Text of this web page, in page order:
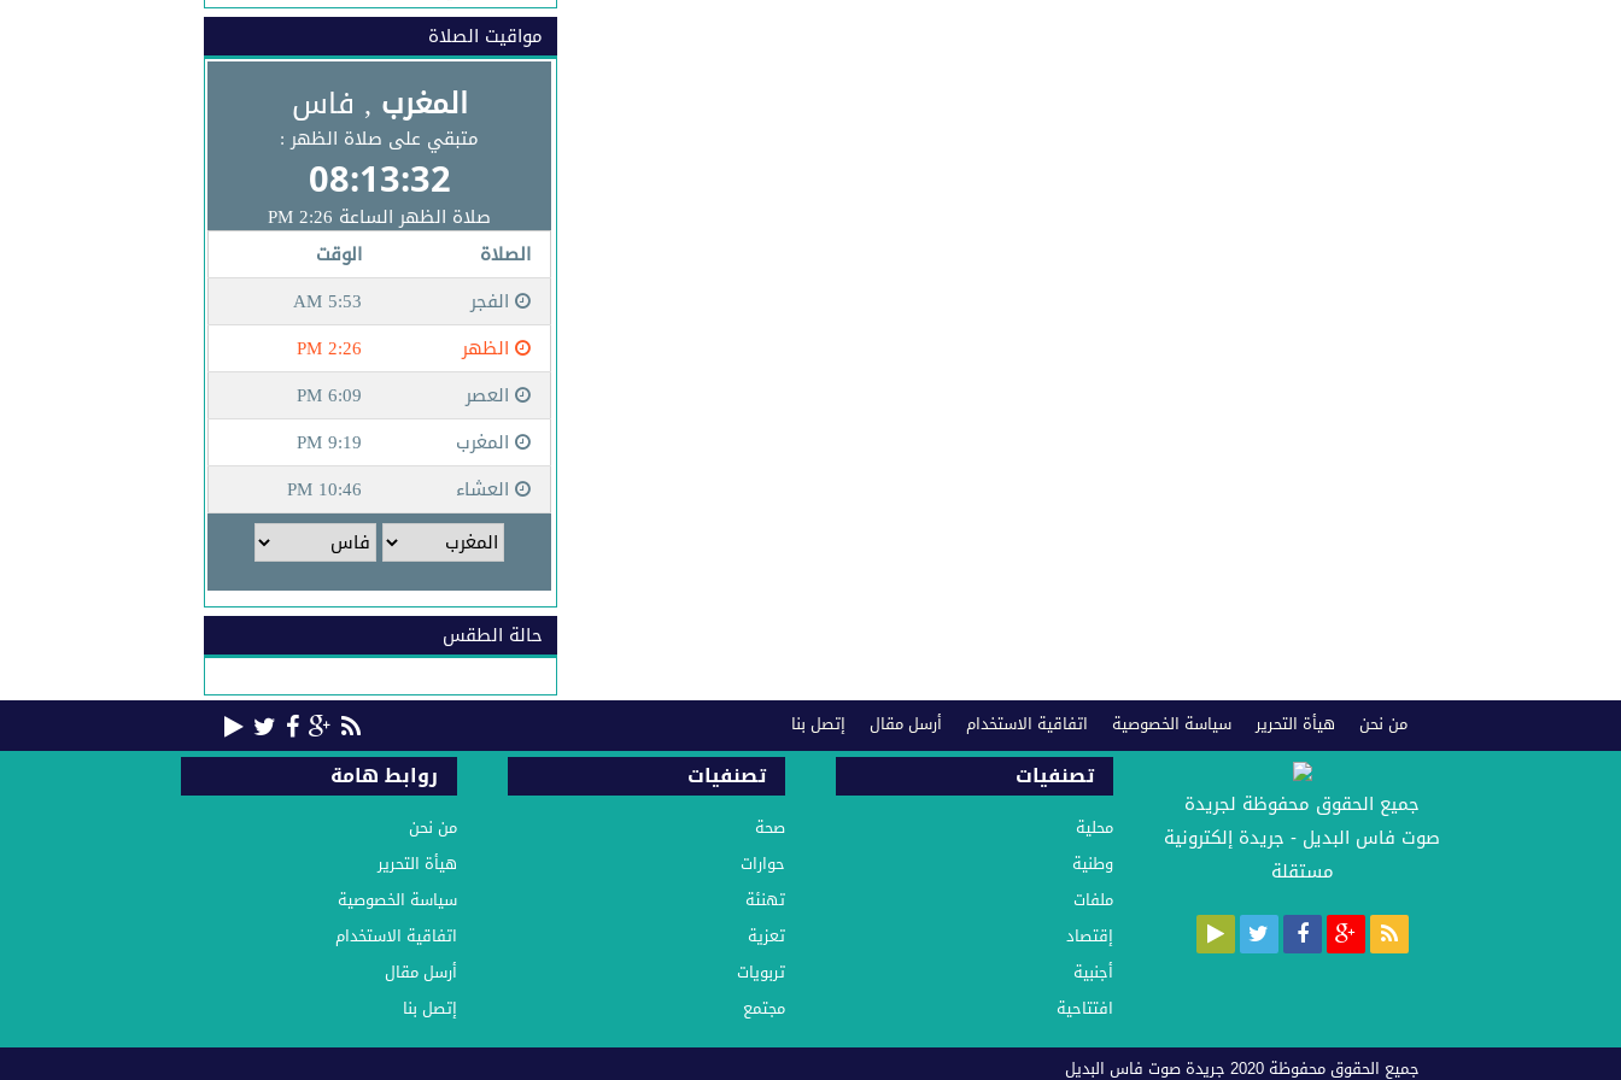
مواقيت الصلاة
حالة الطقس
من نحن هيأة التحرير سياسة الخصوصية اتفاقية الاستخدام أرسل مقال إتصل بنا
جميع الحقوق محفوظة لجريدة
صوت فاس البديل - جريدة إلكترونية
مستقلة
تصنفيات
محلية
وطنية
ملفات
إقتصاد
أجنبية
افتتاحية
تصنفيات
صحة
حوارات
تهنئة
تعزية
تربويات
مجتمع
روابط هامة
من نحن
هيأة التحرير
سياسة الخصوصية
اتفاقية الاستخدام
أرسل مقال
إتصل بنا
جميع الحقوق محفوظة 2020 جريدة صوت فاس البديل